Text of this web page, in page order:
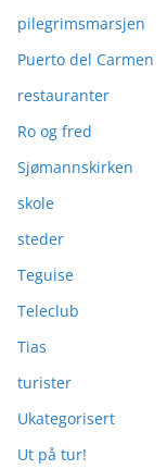
pilegrimsmarsjen
Puerto del Carmen
restauranter
Ro og fred
Sjømannskirken
skole
steder
Teguise
Teleclub
Tias
turister
Ukategorisert
Ut på tur!